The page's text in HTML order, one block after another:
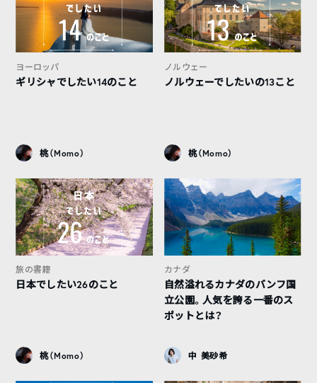
ヨーロッパ
ギリシャでしたい14のこと
桃（Momo）
ノルウェー
ノルウェーでしたいの13こと
桃（Momo）
旅の書籍
日本でしたい26のこと
桃（Momo）
カナダ
自然溢れるカナダのバンフ国
立公園。人気を誇る一番のス
ポットとは？
中 美砂希